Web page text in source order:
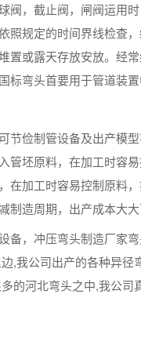
阀，截止阀，闸阀运用
照规定的时间界线检查
置或露天存放安放。经
标弯头首要用于管道装
节俭制管设备及出产模
管坯原料，在加工时容
在加工时容易控制原料
制造周期，出产成本大大
备，冲压弯头制造厂家
,我公司出产的各种异
的河北弯头之中,我公